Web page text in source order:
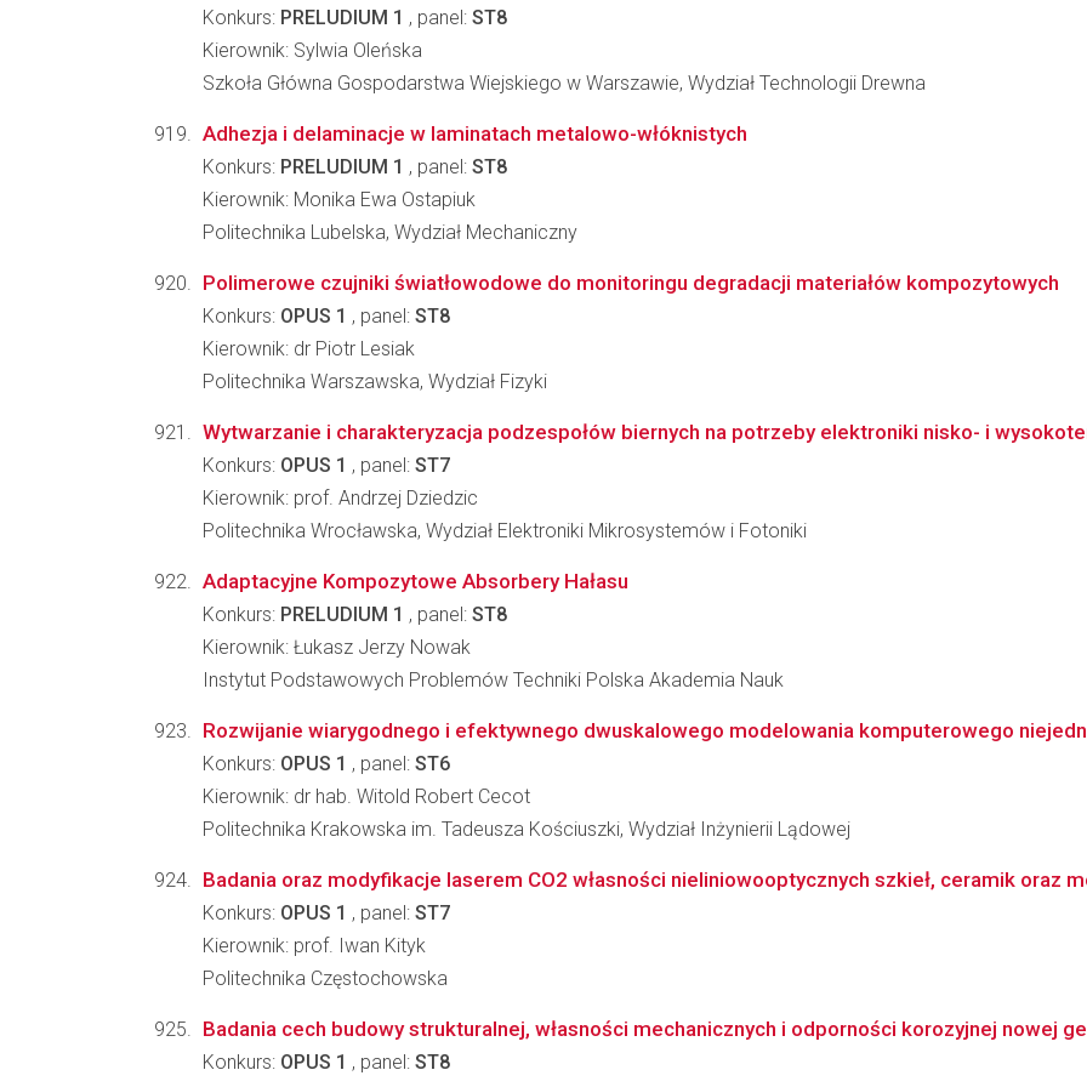
Konkurs: PRELUDIUM 1 , panel: ST8
Kierownik: Sylwia Oleńska
Szkoła Główna Gospodarstwa Wiejskiego w Warszawie, Wydział Technologii Drewna
Adhezja i delaminacje w laminatach metalowo-włóknistych
Konkurs: PRELUDIUM 1 , panel: ST8
Kierownik: Monika Ewa Ostapiuk
Politechnika Lubelska, Wydział Mechaniczny
Polimerowe czujniki światłowodowe do monitoringu degradacji materiałów kompozytowych
Konkurs: OPUS 1 , panel: ST8
Kierownik: dr Piotr Lesiak
Politechnika Warszawska, Wydział Fizyki
Wytwarzanie i charakteryzacja podzespołów biernych na potrzeby elektroniki nisko- i
Konkurs: OPUS 1 , panel: ST7
Kierownik: prof. Andrzej Dziedzic
Politechnika Wrocławska, Wydział Elektroniki Mikrosystemów i Fotoniki
Adaptacyjne Kompozytowe Absorbery Hałasu
Konkurs: PRELUDIUM 1 , panel: ST8
Kierownik: Łukasz Jerzy Nowak
Instytut Podstawowych Problemów Techniki Polska Akademia Nauk
Rozwijanie wiarygodnego i efektywnego dwuskalowego modelowania komputerowego
Konkurs: OPUS 1 , panel: ST6
Kierownik: dr hab. Witold Robert Cecot
Politechnika Krakowska im. Tadeusza Kościuszki, Wydział Inżynierii Lądowej
Badania oraz modyfikacje laserem CO2 własności nieliniowooptycznych szkieł, ceramik oraz
Konkurs: OPUS 1 , panel: ST7
Kierownik: prof. Iwan Kityk
Politechnika Częstochowska
Badania cech budowy strukturalnej, własności mechanicznych i odporności korozyjnej nowej
Konkurs: OPUS 1 , panel: ST8